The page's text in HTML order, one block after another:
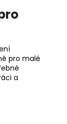
pro malé
a